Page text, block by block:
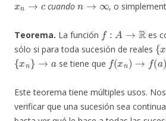
cuando , o
Teorema. La función
: →
es
sólo si para toda sucesión de reales
{x
{xn}→a
se tiene que
f(xn)→f(a)
Este teorema tiene múltiples usos.
verificar que una sucesión sea